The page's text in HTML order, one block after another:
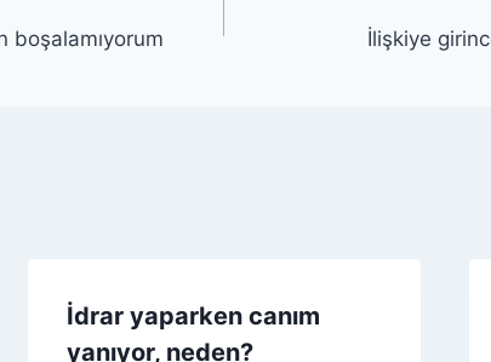
boşalamıyorum İlişkiye
İdrar yaparken canım
yanıyor, neden?